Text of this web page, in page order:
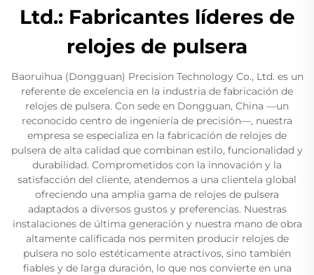
Ltd.: Fabricantes líderes de
relojes de pulsera
Baoruihua (Dongguan) Precision Technology Co., Ltd. es un
referente de excelencia en la industria de fabricación de
relojes de pulsera. Con sede en Dongguan, China —un
reconocido centro de ingeniería de precisión—, nuestra
empresa se especializa en la fabricación de relojes de
pulsera de alta calidad que combinan estilo, funcionalidad y
durabilidad. Comprometidos con la innovación y la
satisfacción del cliente, atendemos a una clientela global
ofreciendo una amplia gama de relojes de pulsera
adaptados a diversos gustos y preferencias. Nuestras
instalaciones de última generación y nuestra mano de obra
altamente calificada nos permiten producir relojes de
pulsera no solo estéticamente atractivos, sino también
fiables y de larga duración, lo que nos convierte en una